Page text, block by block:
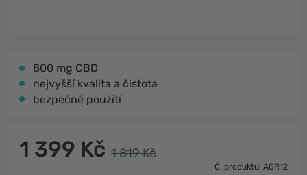
800 mg CBD
nejvyšší kvalita a čistota
bezpečné použití
1 399 Kč 1 819 Kč
Č. produktu: AGR12